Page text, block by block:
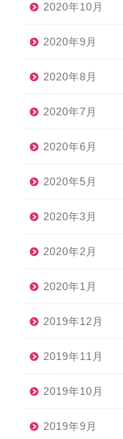
2020年10月
2020年9月
2020年8月
2020年7月
2020年6月
2020年5月
2020年3月
2020年2月
2020年1月
2019年12月
2019年11月
2019年10月
2019年9月